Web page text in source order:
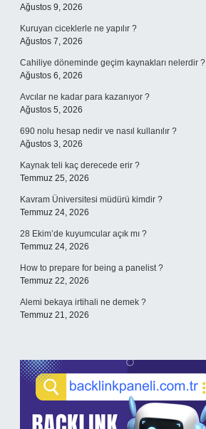
Ağustos 9, 2026
Kuruyan ciceklerle ne yapılır ?
Ağustos 7, 2026
Cahiliye döneminde geçim kaynakları nelerdir ?
Ağustos 6, 2026
Avcılar ne kadar para kazanıyor ?
Ağustos 5, 2026
690 nolu hesap nedir ve nasıl kullanılır ?
Ağustos 3, 2026
Kaynak teli kaç derecede erir ?
Temmuz 25, 2026
Kavram Üniversitesi müdürü kimdir ?
Temmuz 24, 2026
28 Ekim’de kuyumcular açık mı ?
Temmuz 24, 2026
How to prepare for being a panelist ?
Temmuz 22, 2026
Alemi bekaya irtihali ne demek ?
Temmuz 21, 2026